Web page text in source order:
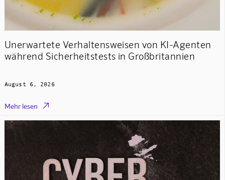
Unerwartete Verhaltensweisen von KI-Agenten
während Sicherheitstests in Großbritannien
August 6, 2026
Mehr lesen 